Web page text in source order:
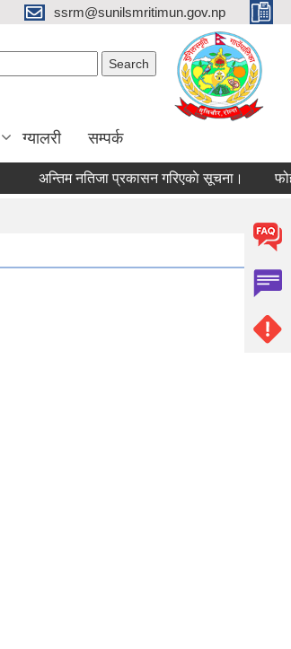
ssrm@sunilsmritimun.gov.np
ग्यालरी सम्पर्क
अन्तिम नतिजा प्रकासन गरिएकाे सूचना। फोहोर